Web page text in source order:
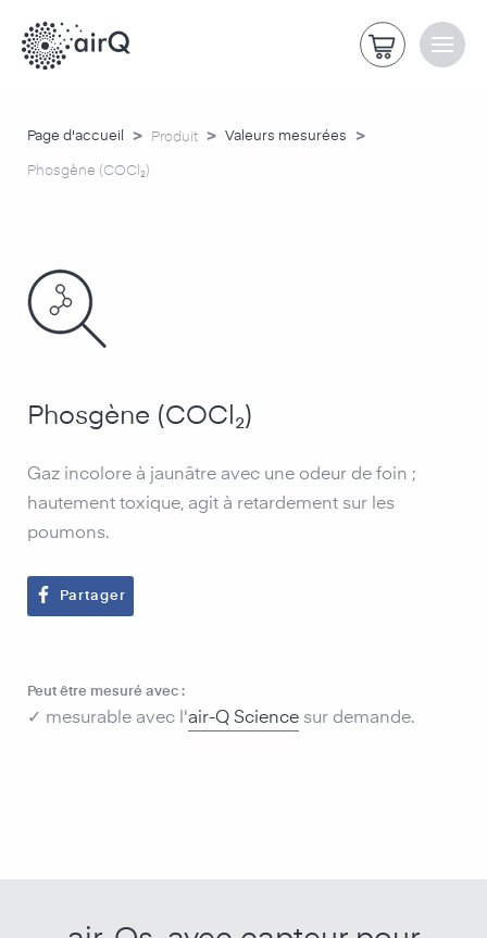
Page d'accueil > Produit > Valeurs mesurées >
Phosgène (COCl₂)
Phosgène (COCl₂)
Gaz incolore à jaunâtre avec une odeur de foin ;
hautement toxique, agit à retardement sur les
poumons.
Partager
Peut être mesuré avec :
✓ mesurable avec l'air-Q Science sur demande.